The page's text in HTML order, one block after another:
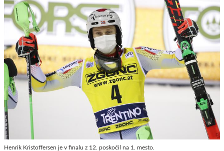
Henrik Kristoffersen je v finalu z 12. poskočil na 1. mesto.